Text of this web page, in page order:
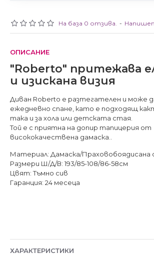
На база 0 отзива. -
ОПИСАНИЕ
"Roberto" притежава
и изискана визия
Диван Roberto е разтегателен и може
ежедневно спане, като е подходящ
така и за хола или детската стая.
Той е с приятна на допир тапицерия от
висококачествена дамаска..
Материал: Дамаска/Праховобоядисана
Размери Ш/Д/В: 193/85-108/86-58см
Цвят: Тъмно сив
Гаранция: 24 месеца
ХАРАКТЕРИСТИКИ